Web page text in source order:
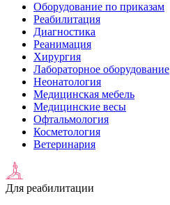
Оборудование по приказам
Реабилитация
Диагностика
Реанимация
Хирургия
Лабораторное оборудование
Неонатология
Медицинская мебель
Медицинские весы
Офтальмология
Косметология
Ветеринария
Для реабилитации